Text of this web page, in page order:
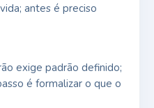
antes é preciso
exige padrão definido;
é formalizar o que o